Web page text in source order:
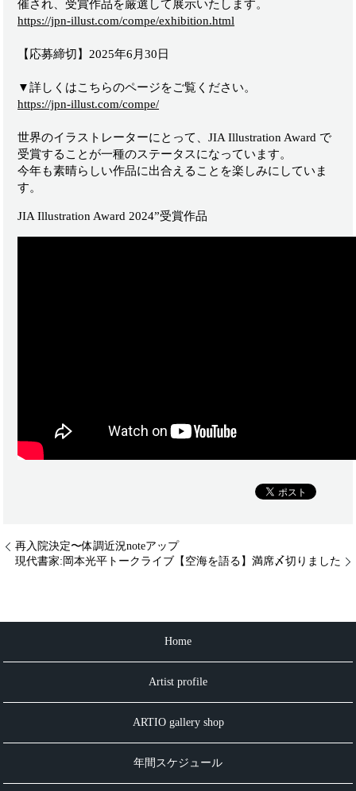
催され、受賞作品を厳選して展示いたします。
https://jpn-illust.com/compe/exhibition.html
【応募締切】2025年6月30日
▼詳しくはこちらのページをご覧ください。
https://jpn-illust.com/compe/
世界のイラストレーターにとって、JIA Illustration Award で
受賞することが一種のステータスになっています。
今年も素晴らしい作品に出合えることを楽しみにしていま
す。
JIA Illustration Award 2024”受賞作品
再入院決定〜体調近況noteアップ
現代書家:岡本光平トークライブ【空海を語る】満席〆切りました
Home
Artist profile
ARTIO gallery shop
年間スケジュール